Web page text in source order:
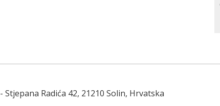
- Stjepana Radića 42, 21210 Solin, Hrvatska